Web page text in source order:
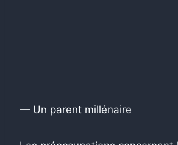
— Un parent millénaire